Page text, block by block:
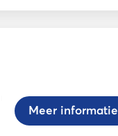
Meer informatie